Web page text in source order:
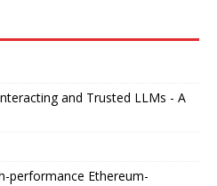
and Trusted LLMs - A
performance Ethereum-